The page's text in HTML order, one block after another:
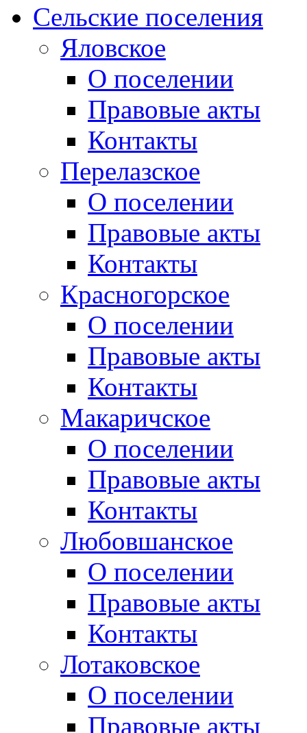
Сельские поселения
Яловское
О поселении
Правовые акты
Контакты
Перелазское
О поселении
Правовые акты
Контакты
Красногорское
О поселении
Правовые акты
Контакты
Макаричское
О поселении
Правовые акты
Контакты
Любовшанское
О поселении
Правовые акты
Контакты
Лотаковское
О поселении
Правовые акты